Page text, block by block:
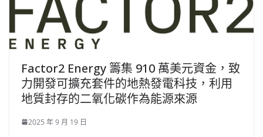
Factor2 Energy 籌集 910 萬美元資金，致
力開發可擴充套件的地熱發電科技，利用
地質封存的二氧化碳作為能源來源
2025 年 9 月 19 日